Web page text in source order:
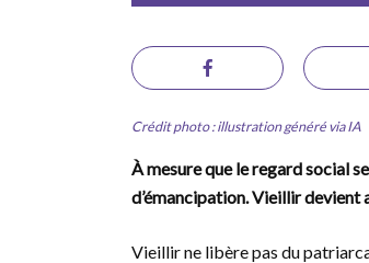
Crédit photo : illustration généré via IA
À mesure que le regard social
d’émancipation. Vieillir devient
Vieillir ne libère pas du